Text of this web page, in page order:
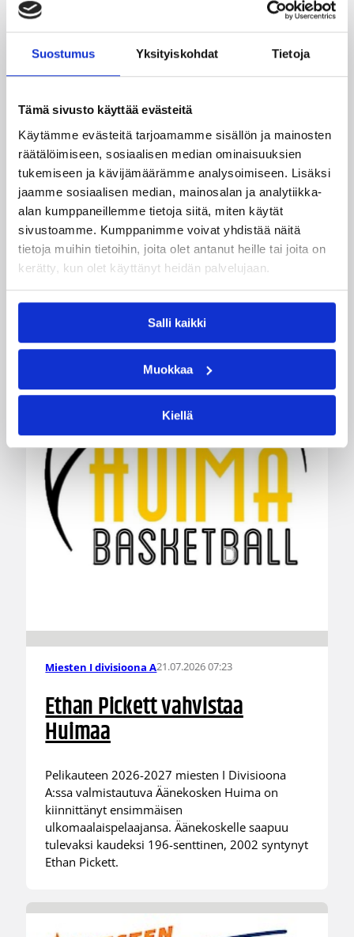
Suostumus Yksityiskohdat Tietoja
Tämä sivusto käyttää evästeitä
Käytämme evästeitä tarjoamamme sisällön ja mainosten
räätälöimiseen, sosiaalisen median ominaisuuksien
tukemiseen ja kävijämäärämme analysoimiseen. Lisäksi
jaamme sosiaalisen median, mainosalan ja analytiikka-
alan kumppaneillemme tietoja siitä, miten käytät
sivustoamme. Kumppanimme voivat yhdistää näitä
tietoja muihin tietoihin, joita olet antanut heille tai joita on
kerätty, kun olet käyttänyt heidän palvelujaan.
Salli kaikki
Muokkaa
Kiellä
Miesten Divari A:ssa koko
joukko pelaajauutisia
Kokoonpanot miesten divisioonakaudelle 2026-
2027 ovat vahvistumassa hyvää vauhtia.
Pelaajasopimuksistaan tulevalle kaudelle ovat
viime päivinä ilmoittaneet mm. Torpan Pojat,
Äänekosken Huima, KaU Karkkila sekä Namika
Lappeenranta.
Miesten I divisioona A21.07.2026 07:23
Ethan Pickett vahvistaa
Huimaa
Pelikauteen 2026-2027 miesten I Divisioona
A:ssa valmistautuva Äänekosken Huima on
kiinnittänyt ensimmäisen
ulkomaalaispelaajansa. Äänekoskelle saapuu
tulevaksi kaudeksi 196-senttinen, 2002 syntynyt
Ethan Pickett.